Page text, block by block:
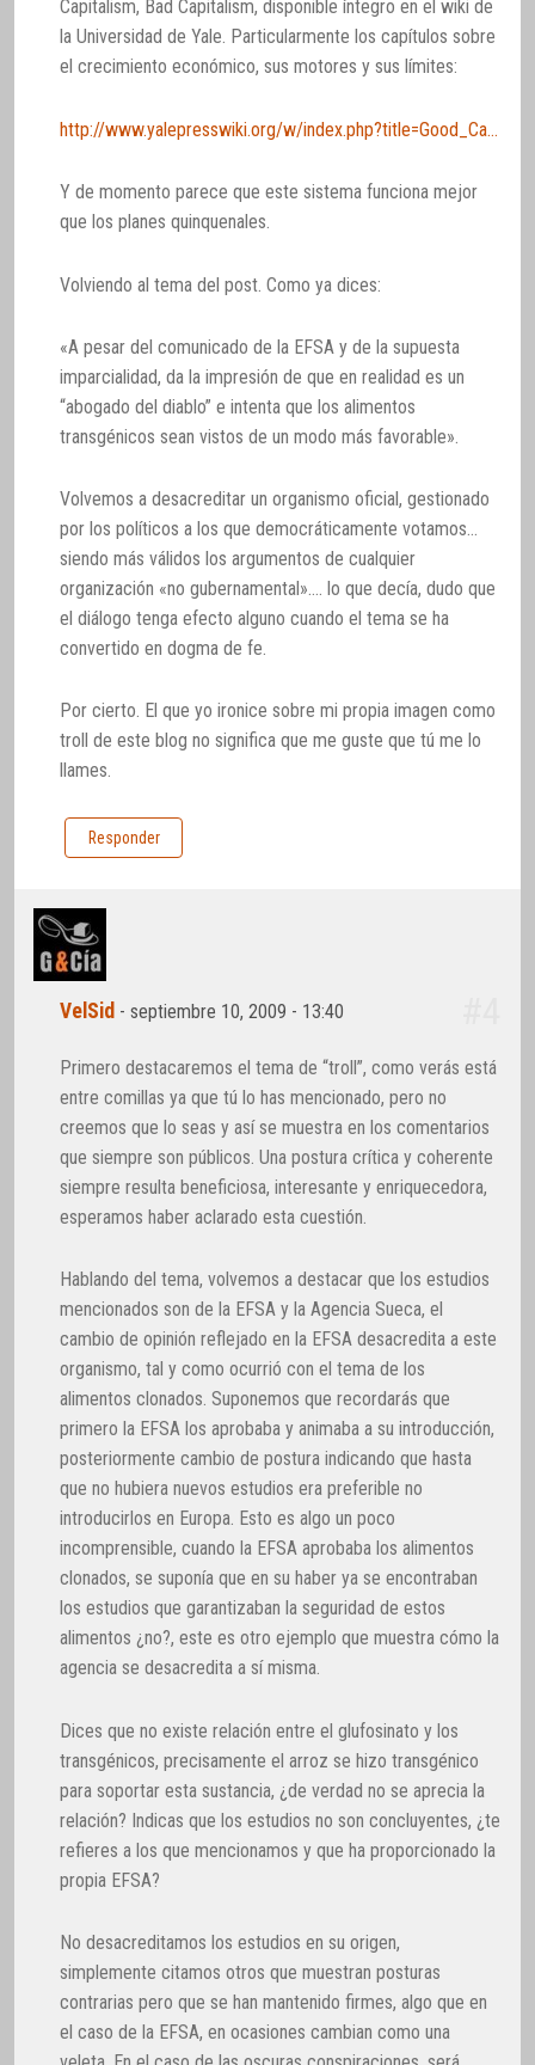
Capitalism, Bad Capitalism, disponible íntegro en el wiki de
la Universidad de Yale. Particularmente los capítulos sobre
el crecimiento económico, sus motores y sus límites:
http://www.yalepresswiki.org/w/index.php?title=Good_Capitalism%2C_Bad_Capitalism
Y de momento parece que este sistema funciona mejor
que los planes quinquenales.
Volviendo al tema del post. Como ya dices:
«A pesar del comunicado de la EFSA y de la supuesta
imparcialidad, da la impresión de que en realidad es un
“abogado del diablo” e intenta que los alimentos
transgénicos sean vistos de un modo más favorable».
Volvemos a desacreditar un organismo oficial, gestionado
por los políticos a los que democráticamente votamos…
siendo más válidos los argumentos de cualquier
organización «no gubernamental»…. lo que decía, dudo que
el diálogo tenga efecto alguno cuando el tema se ha
convertido en dogma de fe.
Por cierto. El que yo ironice sobre mi propia imagen como
troll de este blog no significa que me guste que tú me lo
llames.
Responder
VelSid -septiembre 10, 2009 - 13:40
Primero destacaremos el tema de “troll”, como verás está
entre comillas ya que tú lo has mencionado, pero no
creemos que lo seas y así se muestra en los comentarios
que siempre son públicos. Una postura crítica y coherente
siempre resulta beneficiosa, interesante y enriquecedora,
esperamos haber aclarado esta cuestión.
Hablando del tema, volvemos a destacar que los estudios
mencionados son de la EFSA y la Agencia Sueca, el
cambio de opinión reflejado en la EFSA desacredita a este
organismo, tal y como ocurrió con el tema de los
alimentos clonados. Suponemos que recordarás que
primero la EFSA los aprobaba y animaba a su introducción,
posteriormente cambio de postura indicando que hasta
que no hubiera nuevos estudios era preferible no
introducirlos en Europa. Esto es algo un poco
incomprensible, cuando la EFSA aprobaba los alimentos
clonados, se suponía que en su haber ya se encontraban
los estudios que garantizaban la seguridad de estos
alimentos ¿no?, este es otro ejemplo que muestra cómo la
agencia se desacredita a sí misma.
Dices que no existe relación entre el glufosinato y los
transgénicos, precisamente el arroz se hizo transgénico
para soportar esta sustancia, ¿de verdad no se aprecia la
relación? Indicas que los estudios no son concluyentes, ¿te
refieres a los que mencionamos y que ha proporcionado la
propia EFSA?
No desacreditamos los estudios en su origen,
simplemente citamos otros que muestran posturas
contrarias pero que se han mantenido firmes, algo que en
el caso de la EFSA, en ocasiones cambian como una